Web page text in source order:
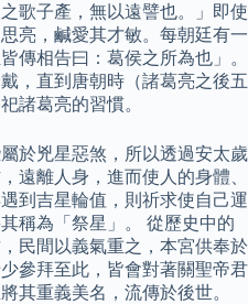
歌子產，無以遠譬也。」即使
亮，鹹愛其才敏。每朝廷有一
傳相告曰：葛侯之所為也」。
，直到唐朝時（諸葛亮之後五
諸葛亮的習慣。
於兇星惡煞，所以透過安太歲
遠離人身，進而使人的身體、
到吉星輪值，則祈求使自己運
稱為「祭星」。 從歷史中的
民間以義氣重之，本宮供奉於
參拜至此，皆會對著關聖帝君
其重義美名，流傳於後世。